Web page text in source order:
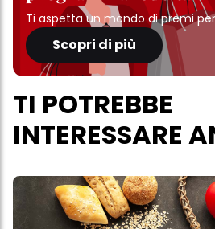
Ti aspetta un mondo di premi
Scopri di più
TI POTREBBE
INTERESSARE